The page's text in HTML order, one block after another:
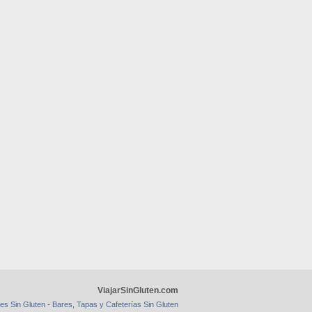
ViajarSinGluten.com
Sin Gluten - Bares, Tapas y Cafeterías Sin Gluten